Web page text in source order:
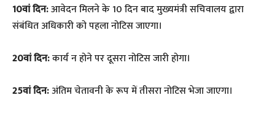
10वां दिन:आवेदन मिलने के 10 दिन बाद मुख्यमंत्री सचिवालय द्वारा
संबंधित अधिकारी को पहला नोटिस जाएगा।
20वां दिन:कार्य न होने पर दूसरा नोटिस जारी होगा।
25वां दिन:अंतिम चेतावनी के रूप में तीसरा नोटिस भेजा जाएगा।